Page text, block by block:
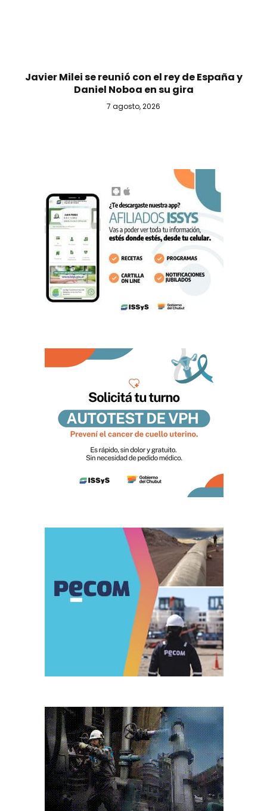
Javier Milei se reunió con el rey de España y
Daniel Noboa en su gira
7 agosto, 2026